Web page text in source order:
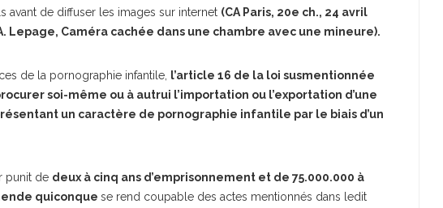
avant de diffuser les images sur internet (CA Paris, 20e ch., 24 avril
Lepage, Caméra cachée dans une chambre avec une mineure).
de la pornographie infantile,
l’article 16 de la loi susmentionnée
soi-même ou à autrui l’importation ou l’exportation d’une
un caractère de pornographie infantile par le biais d’un
punit de deux à cinq ans d’emprisonnement et de 75.000.000 à
quiconque se rend coupable des actes mentionnés dans ledit